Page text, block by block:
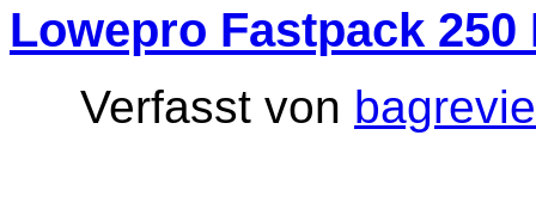
Lowepro Fastpack 250
Verfasst von